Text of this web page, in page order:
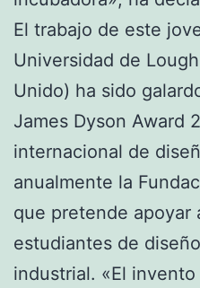
El trabajo de este
Universidad de
Unido) ha sido
James Dyson Award
internacional de
anualmente la
que pretende apoyar
estudiantes de
industrial. «El